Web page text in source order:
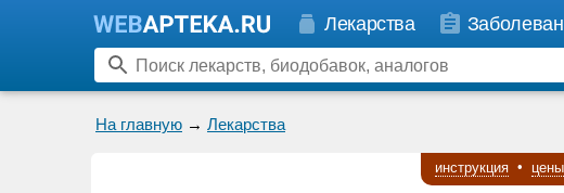
Лекарства
На главную → Лекарства
инструкция • цены